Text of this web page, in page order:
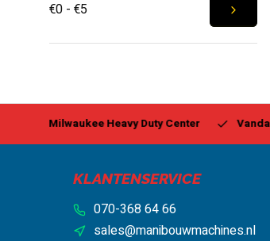
€0 - €5
Vandaag besteld, binnen 1-2 dagen
KLANTENSERVICE
070-368 64 66
sales@manibouwmachines.nl